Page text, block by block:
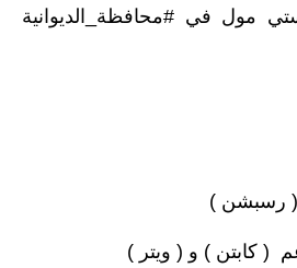
مول في #محافظة_الديوانية